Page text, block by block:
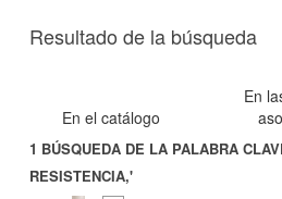
Resultado de la búsqueda
En el catálogo
En
1 BÚSQUEDA DE LA PALABRA
RESISTENCIA,'